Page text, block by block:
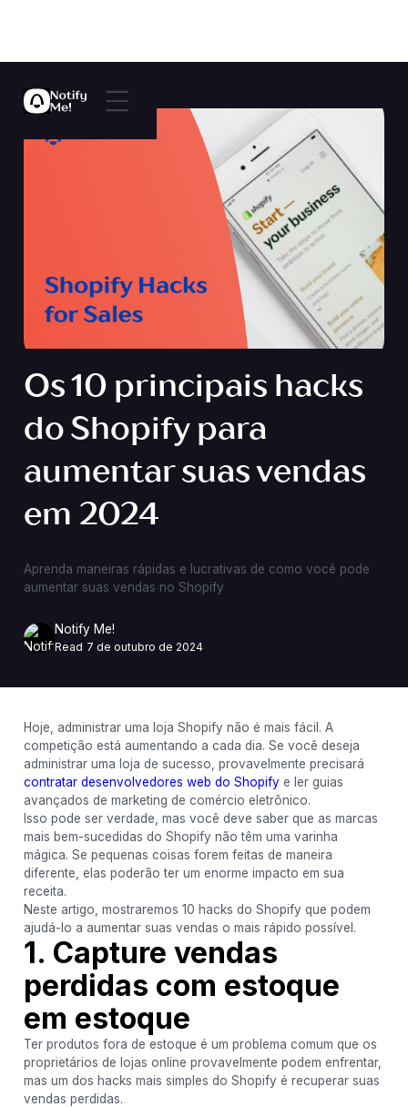
Os 10 principais hacks
do Shopify para
aumentar suas vendas
em 2024
Aprenda maneiras rápidas e lucrativas de como você pode
aumentar suas vendas no Shopify
Notify Me!
Read 7 de outubro de 2024
Hoje, administrar uma loja Shopify não é mais fácil. A
competição está aumentando a cada dia. Se você deseja
administrar uma loja de sucesso, provavelmente precisará
contratar desenvolvedores web do Shopifye ler guias
avançados de marketing de comércio eletrônico.
Isso pode ser verdade, mas você deve saber que as marcas
mais bem-sucedidas do Shopify não têm uma varinha
mágica. Se pequenas coisas forem feitas de maneira
diferente, elas poderão ter um enorme impacto em sua
receita.
Neste artigo, mostraremos 10 hacks do Shopify que podem
ajudá-lo a aumentar suas vendas o mais rápido possível.
1. Capture vendas
perdidas com estoque
em estoque
Ter produtos fora de estoque é um problema comum que os
proprietários de lojas online provavelmente podem enfrentar,
mas um dos hacks mais simples do Shopify é recuperar suas
vendas perdidas.